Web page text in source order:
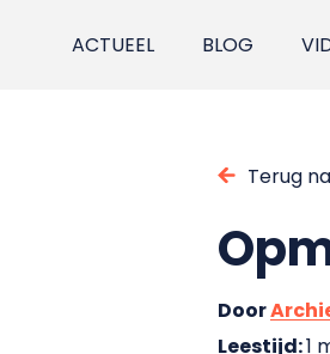
ACTUEEL BLOG
Terug
Door
Leestijd:1